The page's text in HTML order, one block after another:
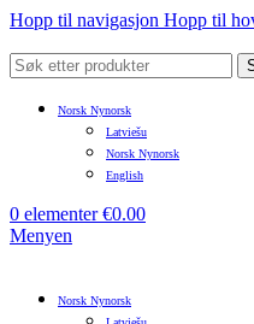
Hopp til navigasjon Hopp til
Norsk Nynorsk
Latviešu
Norsk Nynorsk
English
0 elementer €0.00
Menyen
Norsk Nynorsk